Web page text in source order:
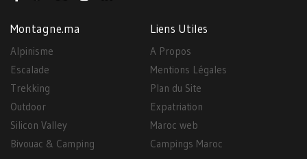
Montagne.ma
Alpinisme
Escalade
Trekking
Outdoor
Silicon Valley
Bivouac & Camping
Liens Utiles
A Propos
Mentions Légales
Plan du Site
Expatriation
Maroc web
Campings Maroc